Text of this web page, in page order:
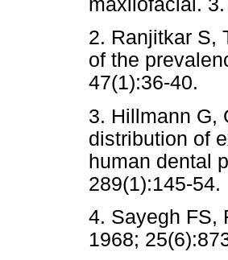
maxilofacial.
2. Ranjitkar S,
of the
47(1):36-40.
3. Hillmann G,
distribution of
human dental
289(1):145-54.
4. Sayegh FS,
1968;